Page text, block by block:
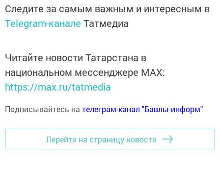
Следите за самым важным и интересным в
Telegram-канале Татмедиа
Читайте новости Татарстана в
национальном мессенджере MАХ:
https://max.ru/tatmedia
Подписывайтесь на телеграм-канал "Бавлы-информ"
Перейти на страницу новости